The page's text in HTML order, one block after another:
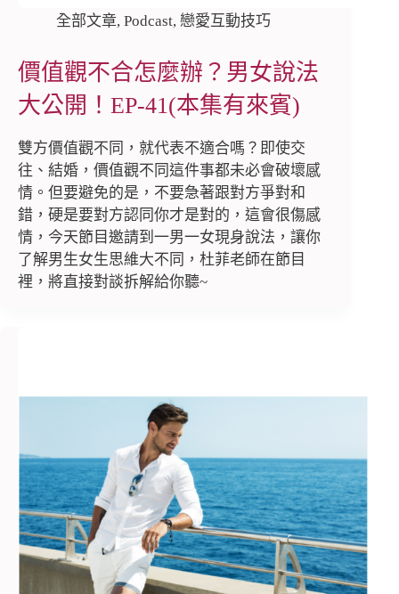
全部文章, Podcast, 戀愛互動技巧
價值觀不合怎麼辦？男女說法
大公開！EP-41(本集有來賓)
雙方價值觀不同，就代表不適合嗎？即使交
往、結婚，價值觀不同這件事都未必會破壞感
情。但要避免的是，不要急著跟對方爭對和
錯，硬是要對方認同你才是對的，這會很傷感
情，今天節目邀請到一男一女現身說法，讓你
了解男生女生思維大不同，杜菲老師在節目
裡，將直接對談拆解給你聽~